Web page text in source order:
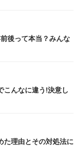
後って本当？みんな
こんなに違う!決意し
た理由とその対処法に